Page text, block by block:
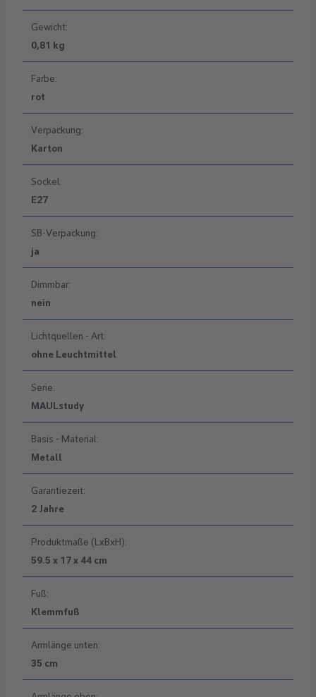
Gewicht:
0,81 kg
Farbe:
rot
Verpackung:
Karton
Sockel:
E27
SB-Verpackung:
ja
Dimmbar:
nein
Lichtquellen - Art:
ohne Leuchtmittel
Serie:
MAULstudy
Basis - Material:
Metall
Garantiezeit:
2 Jahre
Produktmaße (LxBxH):
59.5 x 17 x 44 cm
Fuß:
Klemmfuß
Armlänge unten:
35 cm